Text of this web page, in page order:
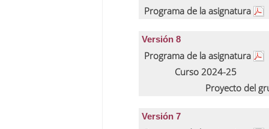
Programa de la asignatura
Versión 8
Programa de la asignatura
Curso 2024-25
Proyecto del
Versión 7